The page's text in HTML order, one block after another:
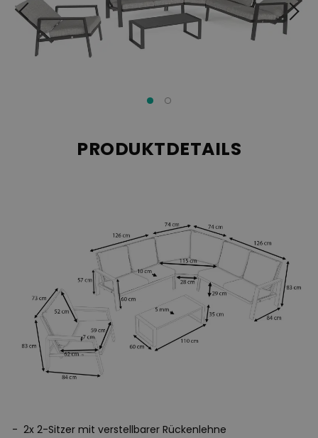
PRODUKTDETAILS
2x 2-Sitzer mit verstellbarer Rückenlehne